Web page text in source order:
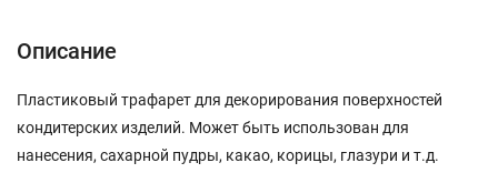
Описание
Пластиковый трафарет для декорирования поверхностей
кондитерских изделий. Может быть использован для
нанесения, сахарной пудры, какао, корицы, глазури и т.д.